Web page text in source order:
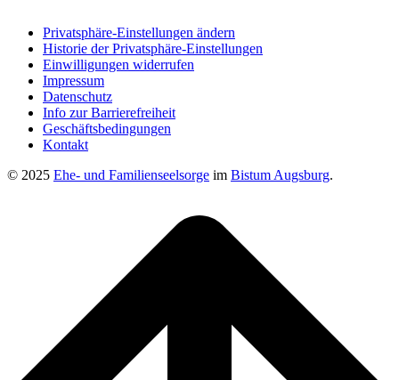
Privatsphäre-Einstellungen ändern
Historie der Privatsphäre-Einstellungen
Einwilligungen widerrufen
Impressum
Datenschutz
Info zur Barrierefreiheit
Geschäftsbedingungen
Kontakt
© 2025 Ehe- und Familienseelsorge im Bistum Augsburg.